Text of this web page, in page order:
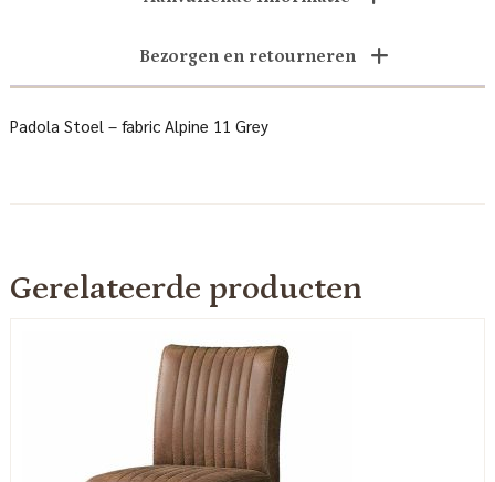
Bezorgen en retourneren
Padola Stoel – fabric Alpine 11 Grey
Gerelateerde producten